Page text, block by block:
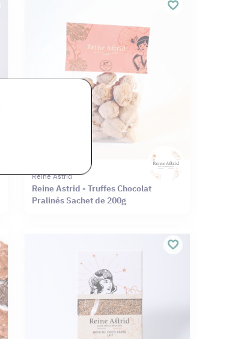
Reine Astrid
Reine Astrid - Truffes Chocolat
Pralinés Sachet de 200g